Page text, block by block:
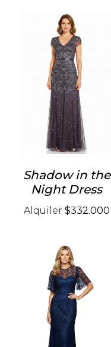
Shadow in the
Night Dress
Alquiler $332.000